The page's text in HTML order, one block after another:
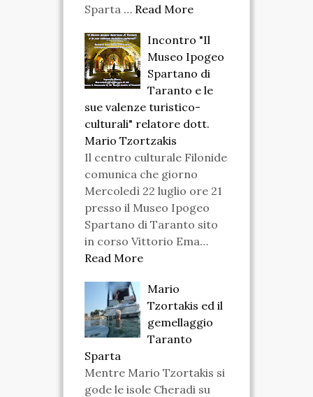
Sparta … Read More
Incontro "Il
Museo Ipogeo
Spartano di
Taranto e le
sue valenze turistico-
culturali" relatore dott.
Mario Tzortzakis
Il centro culturale Filonide
comunica che giorno
Mercoledì 22 luglio ore 21
presso il Museo Ipogeo
Spartano di Taranto sito
in corso Vittorio Ema…
Read More
Mario
Tzortakis ed il
gemellaggio
Taranto
Sparta
Mentre Mario Tzortakis si
gode le isole Cheradi su